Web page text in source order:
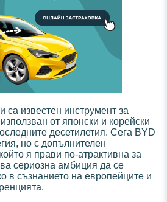
са известен инструмент за
от японски и корейски
десетилетия. Сега BYD
но с допълнителен
я прави по-атрактивна за
сериозна амбиция да се
в съзнанието на европейците и